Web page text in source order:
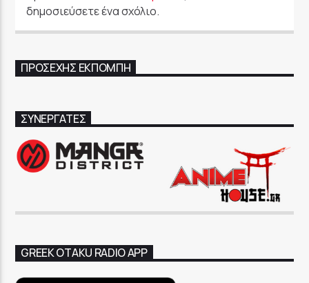
δημοσιεύσετε ένα σχόλιο.
ΠΡΟΣΕΧΉΣ ΕΚΠΟΜΠΉ
ΣΥΝΕΡΓΑΤΕΣ
GREEK OTAKU RADIO APP